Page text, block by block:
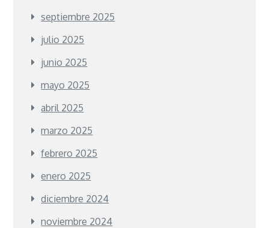
septiembre 2025
julio 2025
junio 2025
mayo 2025
abril 2025
marzo 2025
febrero 2025
enero 2025
diciembre 2024
noviembre 2024